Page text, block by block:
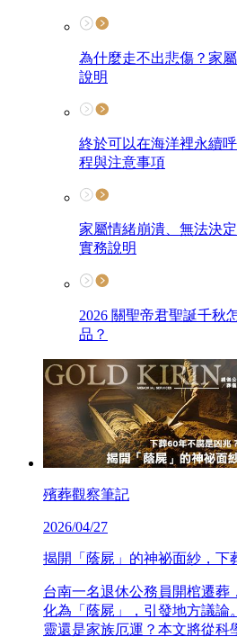
為什麼走不出悲傷？家
說明
終於可以在海洋裡永續
程與注意事項
家屬情緒崩潰、無法決
實務說明
2026 關聖帝君聖誕千秋
品？
殯葬觀察筆記
2026/04/27
揭開「蔭屍」的神祕面紗，下
台南一名退休公務員開棺遷葬
化為「蔭屍」，引發地方議論
靈還是家族厄運？本文將從科